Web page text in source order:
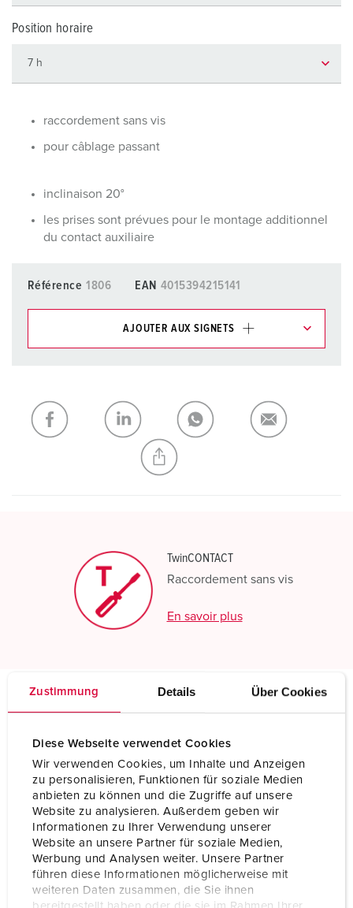
Zustimmung Details Über Cookies
Diese Webseite verwendet Cookies
Wir verwenden Cookies, um Inhalte und Anzeigen
zu personalisieren, Funktionen für soziale Medien
anbieten zu können und die Zugriffe auf unsere
Website zu analysieren. Außerdem geben wir
Informationen zu Ihrer Verwendung unserer
Website an unsere Partner für soziale Medien,
Werbung und Analysen weiter. Unsere Partner
führen diese Informationen möglicherweise mit
weiteren Daten zusammen, die Sie ihnen
Position horaire
raccordement sans vis
pour câblage passant
inclinaison 20°
les prises sont prévues pour le montage additionnel
du contact auxiliaire
Référence 1806 EAN 4015394215141
AJOUTER AUX SIGNETS
Ma liste AJOUTER
CRÉER UNE NOUVELLE LISTE
TwinCONTACT
Raccordement sans vis
En savoir plus
Spécifications techniques
TwinCONTACT 1806
Ampère 32 A
Pôles 4 p
500 V
Position horaire 7 h